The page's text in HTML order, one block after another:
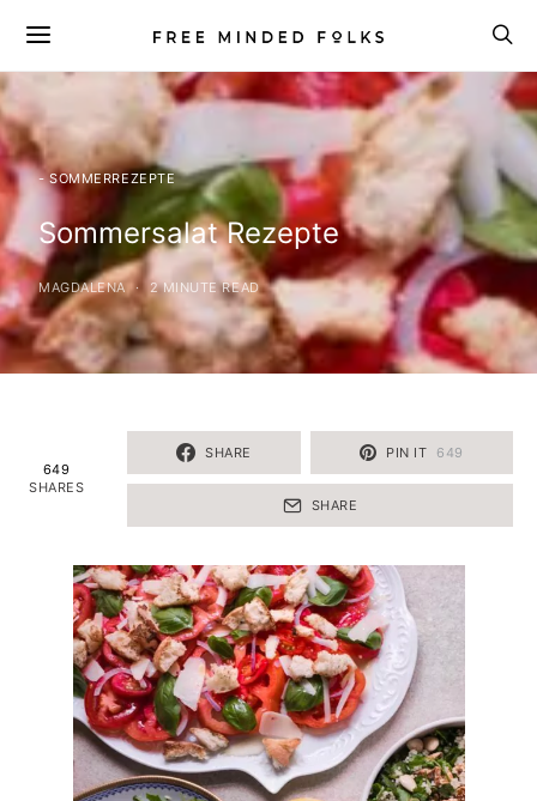
- SOMMERREZEPTE
Sommersalat Rezepte
MAGDALENA 2 MINUTE READ
649
SHARES
SHARE PIN IT 649
SHARE